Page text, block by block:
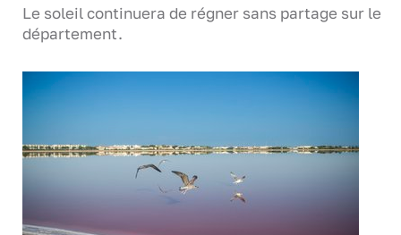
Le soleil continuera de régner sans partage sur le
département.